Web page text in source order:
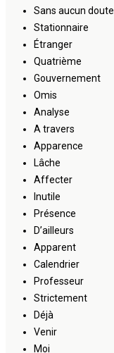
Sans aucun doute
Stationnaire
Étranger
Quatrième
Gouvernement
Omis
Analyse
A travers
Apparence
Lâche
Affecter
Inutile
Présence
D’ailleurs
Apparent
Calendrier
Professeur
Strictement
Déjà
Venir
Moi